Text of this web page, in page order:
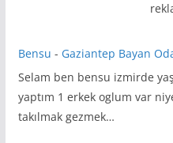
Bensu - Gaziantep Bayan
Selam ben bensu izmirde
yaptım 1 erkek oglum var
takılmak gezmek…